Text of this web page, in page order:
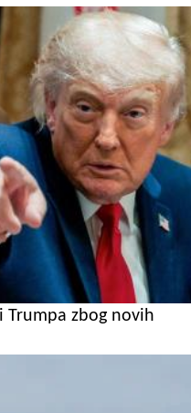
Trumpa zbog novih